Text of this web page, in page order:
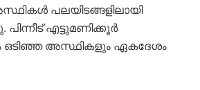
പലയിടങ്ങളിലായി
എട്ടുമണിക്കൂർ
ഒടിഞ്ഞ അസ്ഥികളും ഏകദേശം